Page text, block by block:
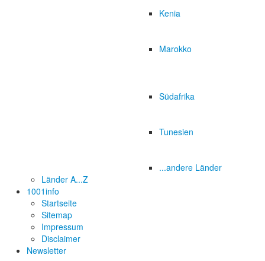
Kenia
Marokko
Südafrika
Tunesien
...andere Länder
Länder A...Z
1001info
Startseite
Sitemap
Impressum
Disclaimer
Newsletter